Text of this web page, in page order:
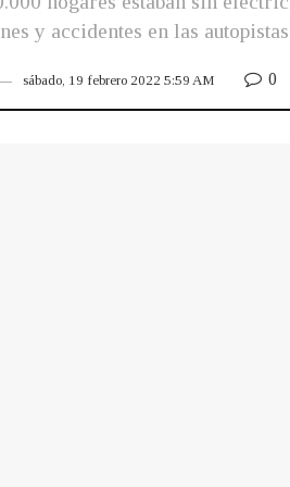
y accidentes en las
sábado, 19 febrero 2022 5:59 AM 0